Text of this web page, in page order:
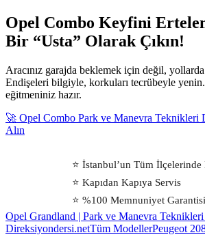
Opel Combo Keyfini
Bir “Usta” Olarak Çıkın!
Aracınız garajda beklemek için değil,
Endişeleri bilgiyle, korkuları tecrübeyle
eğitmeniniz hazır.
🚀 Opel Combo Park ve Manevra Teknikleri
Alın
⭐ İstanbul’un Tüm
⭐ Kapıdan Kapıya Servis
⭐ %100 Memnuniyet Garantisi
Opel Grandland | Park ve Manevra
Direksiyondersi.netTüm ModellerPeugeot